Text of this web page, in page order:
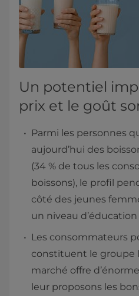
Un potentiel
prix et le goût
Parmi les personnes
aujourd’hui des
(34 % de tous les
boissons), le profil
côté des jeunes
un niveau
Les consommateurs
constituent le groupe
marché offre
leur proposons les